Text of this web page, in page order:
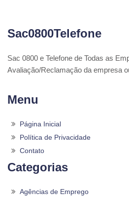
Sac0800Telefone
Sac 0800 e Telefone de Todas as
Avaliação/Reclamação da empresa
Menu
Página Inicial
Política de Privacidade
Contato
Categorias
Agências de Emprego